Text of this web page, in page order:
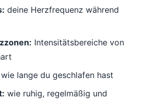
deine Herzfrequenz während
Intensitätsbereiche von
wie lange du geschlafen hast
wie ruhig, regelmäßig und